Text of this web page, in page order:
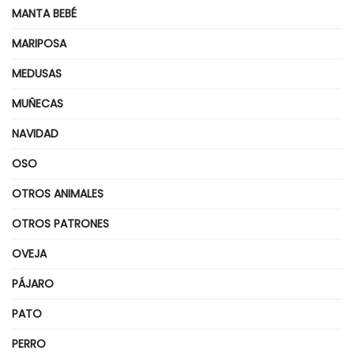
MANTA BEBÉ
MARIPOSA
MEDUSAS
MUÑECAS
NAVIDAD
OSO
OTROS ANIMALES
OTROS PATRONES
OVEJA
PÁJARO
PATO
PERRO